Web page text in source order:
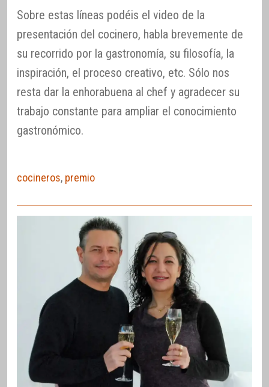
Sobre estas líneas podéis el video de la
presentación del cocinero, habla brevemente de
su recorrido por la gastronomía, su filosofía, la
inspiración, el proceso creativo, etc. Sólo nos
resta dar la enhorabuena al chef y agradecer su
trabajo constante para ampliar el conocimiento
gastronómico.
cocineros, premio